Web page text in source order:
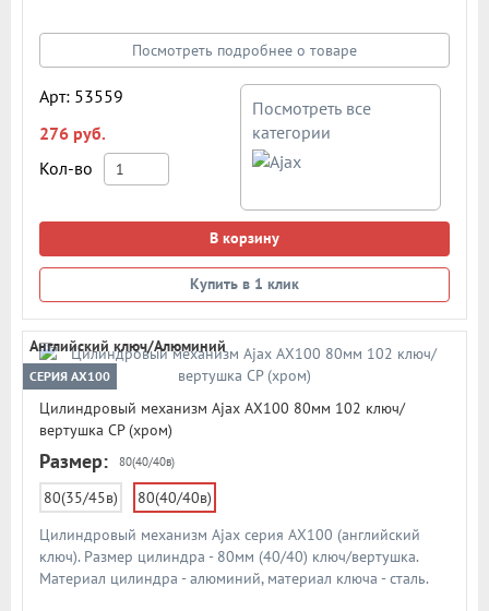
Посмотреть подробнее о товаре
Арт: 53559
276 руб.
Кол-во
Посмотреть все
категории
В корзину
Купить в 1 клик
Английский ключ/Алюминий
СЕРИЯ AX100
Цилиндровый механизм Ajax AX100 80мм 102 ключ/
вертушка CP (хром)
Размер: 80(40/40в)
80(35/45в)
80(40/40в)
Цилиндровый механизм Ajax серия AX100 (английский
ключ). Размер цилиндра - 80мм (40/40) ключ/вертушка.
Материал цилиндра - алюминий, материал ключа - сталь.